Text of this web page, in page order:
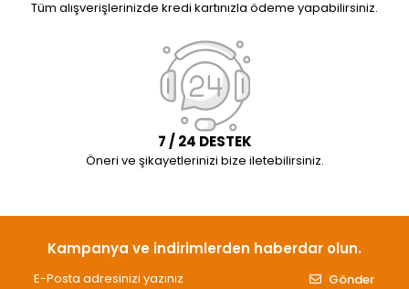
Tüm alışverişlerinizde kredi kartınızla ödeme yapabilirsiniz.
7 / 24 DESTEK
Öneri ve şikayetlerinizi bize iletebilirsiniz.
Kampanya ve indirimlerden haberdar olun.
Gönder